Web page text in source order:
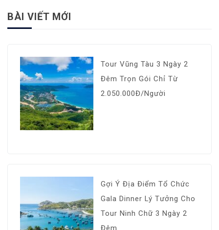
BÀI VIẾT MỚI
Tour Vũng Tàu 3 Ngày 2
Đêm Trọn Gói Chỉ Từ
2.050.000Đ/Người
Gợi Ý Địa Điểm Tổ Chức
Gala Dinner Lý Tưởng Cho
Tour Ninh Chữ 3 Ngày 2
Đêm